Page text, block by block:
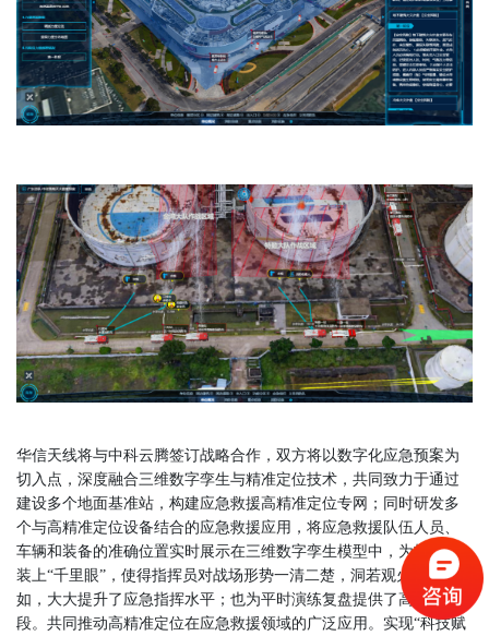
华信天线将与中科云腾签订战略合作，双方将以数字化应急预案为
切入点，深度融合三维数字孪生与精准定位技术，共同致力于通过
建设多个地面基准站，构建应急救援高精准定位专网；同时研发多
个与高精准定位设备结合的应急救援应用，将应急救援队伍人员、
车辆和装备的准确位置实时展示在三维数字孪生模型中，为指挥员
装上“千里眼” ，使得指挥员对战场形势一清二楚，洞若观火，调度自
如，大大提升了应急指挥水平；也为平时演练复盘提供了高效手
段。共同推动高精准定位在应急救援领域的广泛应用。实现“科技赋